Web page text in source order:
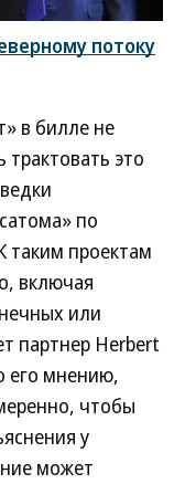
потоку
в билле не
это
по
таким проектам
включая
или
партнер Herbert
его мнению,
чтобы
у
может